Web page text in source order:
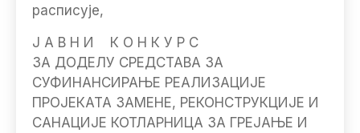
расписује,
Ј А В Н И К О Н К У Р С
ЗА ДОДЕЛУ СРЕДСТАВА ЗА
СУФИНАНСИРАЊЕ РЕАЛИЗАЦИЈЕ
ПРОЈЕКАТА ЗАМЕНЕ, РЕКОНСТРУКЦИЈЕ И
САНАЦИЈЕ КОТЛАРНИЦА ЗА ГРЕЈАЊЕ И